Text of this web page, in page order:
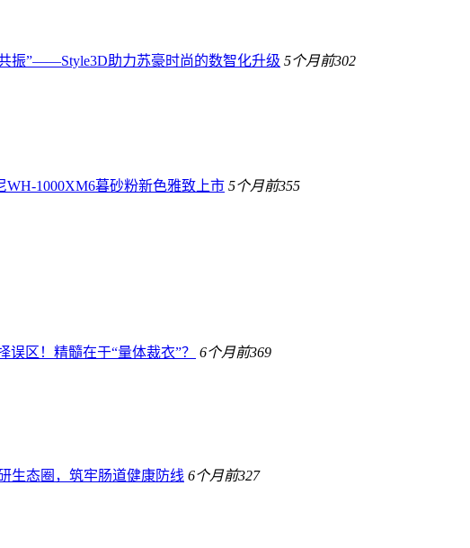
振”——Style3D助力苏豪时尚的数智化升级 5个月前302
1000XM6暮砂粉新色雅致上市 5个月前355
区！精髓在于“量体裁衣”？ 6个月前369
生态圈，筑牢肠道健康防线 6个月前327